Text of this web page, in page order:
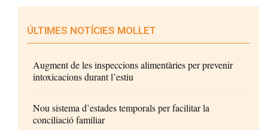
ÚLTIMES NOTÍCIES MOLLET
Augment de les inspeccions alimentàries per prevenir
intoxicacions durant l’estiu
Nou sistema d’estades temporals per facilitar la
conciliació familiar